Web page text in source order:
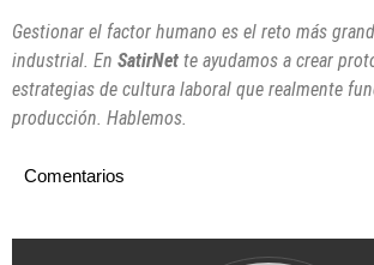
Gestionar el factor humano es el reto más
industrial. En SatirNet te ayudamos a crear
estrategias de cultura laboral que realmente
producción. Hablemos.
Comentarios